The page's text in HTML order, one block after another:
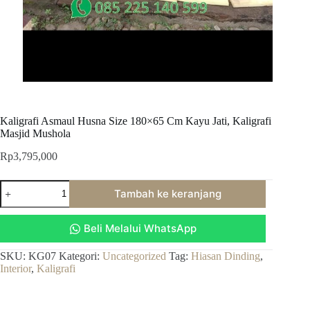
Kaligrafi Asmaul Husna Size 180×65 Cm Kayu Jati, Kaligrafi
Masjid Mushola
Rp3,795,000
Kuantitas
Kaligrafi
Asmaul
180x65
Cm
Kayu
Tambah ke keranjang
Beli Melalui WhatsApp
SKU: KG07 Kategori: Uncategorized Tag: Hiasan Dinding,
Interior, Kaligrafi